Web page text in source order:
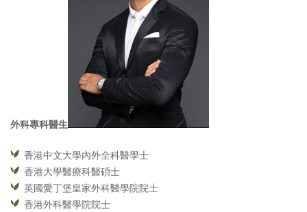
外科專科醫生
香港中文大學內外全科醫學士
香港大學醫療科醫碩士
英國愛丁堡皇家外科醫學院院士
香港外科醫學院院士